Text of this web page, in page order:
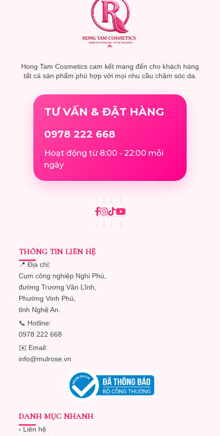
Hong Tam Cosmetics cam kết mang đến cho khách hàng
tất cả sản phẩm phù hợp với mọi nhu cầu chăm sóc da.
TƯ VẤN & ĐẶT HÀNG
0978 222 668
Hoạt động từ 8:00 - 22:00 mỗi
ngày
THÔNG TIN LIÊN HỆ
📍 Địa chỉ:
Cụm công nghiệp Nghi Phú,
đường Trương Văn Lĩnh,
Phường Vinh Phú,
tỉnh Nghệ An.
📞 Hotline:
0978 222 668
✉️ Email:
info@mulrose.vn
DANH MỤC NHANH
› Liên hệ